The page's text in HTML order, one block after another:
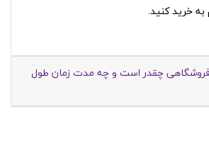
خرید کنید.
چقدر است و چه مدت زمان طول